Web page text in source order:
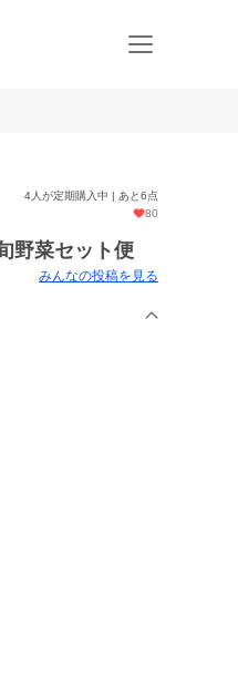
4人が定期購入中 | あと6点
80
野菜セット便
みんなの投稿を見る